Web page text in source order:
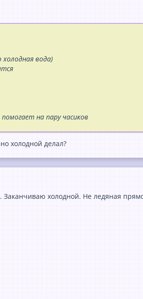
вода)
на пару часиков
холодной делал?
холодной. Не ледяная